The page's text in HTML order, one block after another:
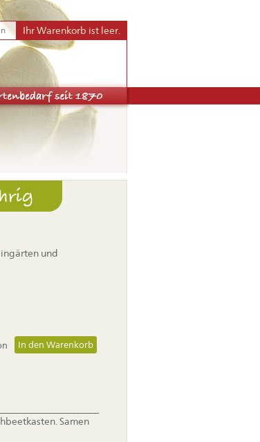
Ihr Warenkorb ist leer.
und
Samen